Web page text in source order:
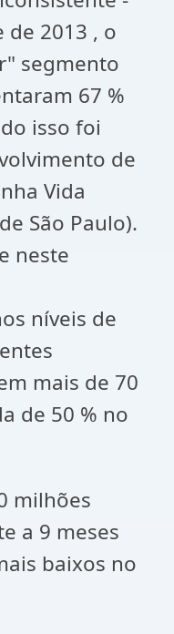
2013 , o
segmento
67 %
isso foi
de
Vida
São Paulo).
neste
níveis de
mais de 70
de 50 % no
milhões
a 9 meses
baixos no